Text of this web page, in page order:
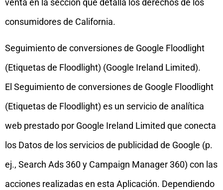
venta en la sección que detalla los derechos de los
consumidores de California.
Seguimiento de conversiones de Google Floodlight
(Etiquetas de Floodlight) (Google Ireland Limited).
El Seguimiento de conversiones de Google Floodlight
(Etiquetas de Floodlight) es un servicio de analítica
web prestado por Google Ireland Limited que conecta
los Datos de los servicios de publicidad de Google (p.
ej., Search Ads 360 y Campaign Manager 360) con las
acciones realizadas en esta Aplicación. Dependiendo